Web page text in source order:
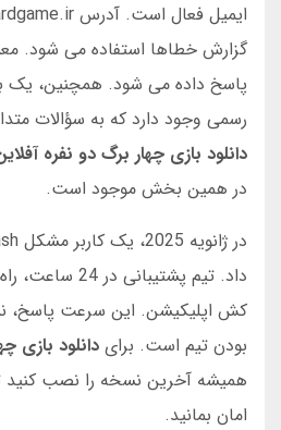
رسمی وجود دارد که به سؤالات
دانلود بازی چهار برگ دو نفره
در همین بخش موجود است.
داد. تیم
کش اپلیکیشن. این سرعت پاسخ،
بودن تیم است. برای دانلود بازی
همیشه آخرین نسخه را نصب کنید
امان بمانید.